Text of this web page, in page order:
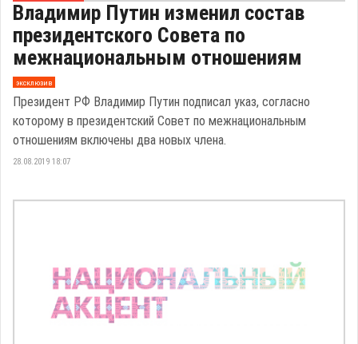
Владимир Путин изменил состав
президентского Совета по
межнациональным отношениям
эксклюзив
Президент РФ Владимир Путин подписал указ, согласно
которому в президентский Совет по межнациональным
отношениям включены два новых члена.
28.08.2019 18:07